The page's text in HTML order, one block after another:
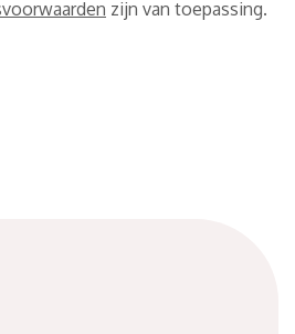
zijn van toepassing.